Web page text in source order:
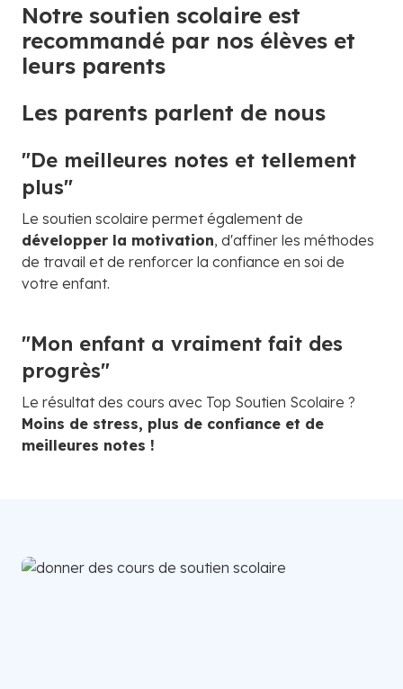
Notre soutien scolaire est
recommandé par nos élèves et
leurs parents
Les parents parlent de nous
"De meilleures notes et tellement
plus"
Le soutien scolaire permet également de
développer la motivation, d'affiner les méthodes
de travail et de renforcer la confiance en soi de
votre enfant.
"Mon enfant a vraiment fait des
progrès"
Le résultat des cours avec Top Soutien Scolaire ?
Moins de stress, plus de confiance et de
meilleures notes !